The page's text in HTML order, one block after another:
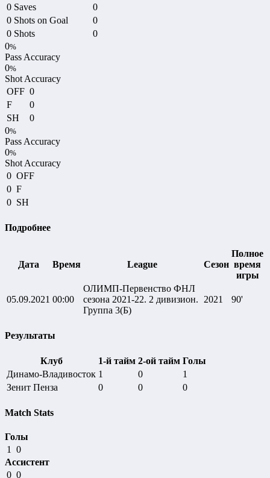
0 Saves
0
0 Shots on Goal
0
0 Shots
0
0%
Pass Accuracy
0%
Shot Accuracy
OFF 0
F
0
SH
0
0%
Pass Accuracy
0%
Shot Accuracy
0 OFF
0 F
0 SH
Подробнее
Дата Время League Сезон
Полное
время
игры
05.09.2021 00:00
ОЛИМП-Первенство ФНЛ
сезона 2021-22. 2 дивизион.
Группа 3(Б)
2021 90'
Результаты
Клуб 1-й тайм 2-ой тайм Голы
Динамо-Владивосток 1 0
1
Зенит Пенза
0 0 0
Match Stats
Голы
1
0
Ассистент
0 0